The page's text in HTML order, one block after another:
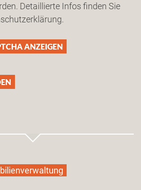
Detaillierte Infos finden Sie
ANZEIGEN